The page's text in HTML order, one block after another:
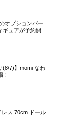
オプションパー
ギュアが予約開
(8/7)】momi なわ
！
レス 70cm ドール